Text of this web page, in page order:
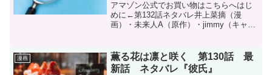
アマゾン公式でお買い物はこちらへはじ
めに←第132話ネタバレ井上菜摘（漫
画）・未来人A（原作）・jimmy（キャラ
で、優秀な人材を増やしていたら、最強
領地になってた〜』...
漫画
薫る花は凛と咲く 第130話 最
新話 ネタバレ『彼氏』